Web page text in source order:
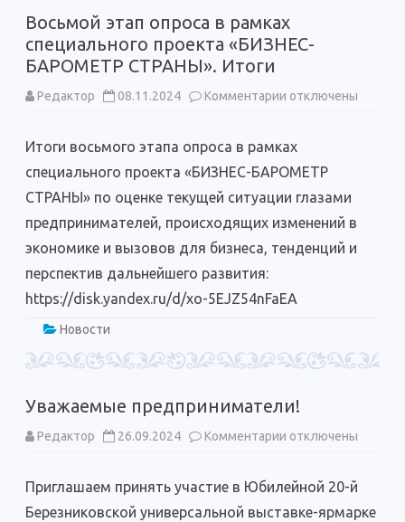
Восьмой этап опроса в рамках
специального проекта «БИЗНЕС-
БАРОМЕТР СТРАНЫ». Итоги
Редактор 08.11.2024 Комментарии к
опроса
рамках
проекта
БАРОМЕТР
Итоги
отключены
Итоги восьмого этапа опроса в рамках
специального проекта «БИЗНЕС-БАРОМЕТР
СТРАНЫ» по оценке текущей ситуации глазами
предпринимателей, происходящих изменений в
экономике и вызовов для бизнеса, тенденций и
перспектив дальнейшего развития:
https://disk.yandex.ru/d/xo-5EJZ54nFaEA
Новости
Уважаемые предприниматели!
Редактор 26.09.2024 Комментарии котключены
Приглашаем принять участие в Юбилейной 20-й
Березниковской универсальной выставке-ярмарке